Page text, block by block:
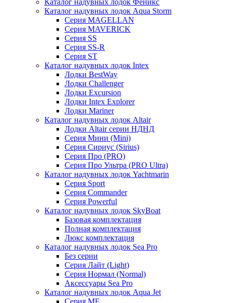
Каталог надувных лодок Феникc
Каталог надувных лодок Aqua Storm
Серия MAGELLAN
Серия MAVERICK
Серия SS
Серия SS-R
Серия ST
Каталог надувных лодок Intex
Лодки BestWay
Лодки Challenger
Лодки Excursion
Лодки Intex Explorer
Лодки Mariner
Каталог надувных лодок Altair
Лодки Altair серии НДНД
Серия Мини (Mini)
Серия Сириус (Sirius)
Серия Про (PRO)
Серия Про Ультра (PRO Ultra)
Каталог надувных лодок Yachtmarin
Серия Sport
Серия Commander
Серия Powerful
Каталог надувных лодок SkyBoat
Базовая комплектация
Полная комплектация
Люкс комплектация
Каталог надувных лодок Sea Pro
Без серии
Серия Лайт (Light)
Серия Нормал (Normal)
Аксессуары Sea Pro
Каталог надувных лодок Aqua Jet
Серия ME